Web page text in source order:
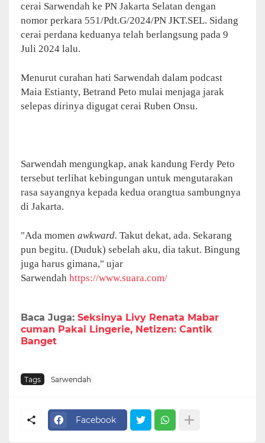
cerai Sarwendah ke PN Jakarta Selatan dengan
nomor perkara 551/Pdt.G/2024/PN JKT.SEL. Sidang
cerai perdana keduanya telah berlangsung pada 9
Juli 2024 lalu.
Menurut curahan hati Sarwendah dalam podcast
Maia Estianty, Betrand Peto mulai menjaga jarak
selepas dirinya digugat cerai Ruben Onsu.
Sarwendah mengungkap, anak kandung Ferdy Peto
tersebut terlihat kebingungan untuk mengutarakan
rasa sayangnya kepada kedua orangtua sambungnya
di Jakarta.
"Ada momen awkward. Takut dekat, ada. Sekarang
pun begitu. (Duduk) sebelah aku, dia takut. Bingung
juga harus gimana," ujar
Sarwendah https://www.suara.com/
Baca Juga: Seksinya Livy Renata Mabar
cuman Pakai Lingerie, Netizen: Cantik
Banget
Tags Sarwendah
Facebook